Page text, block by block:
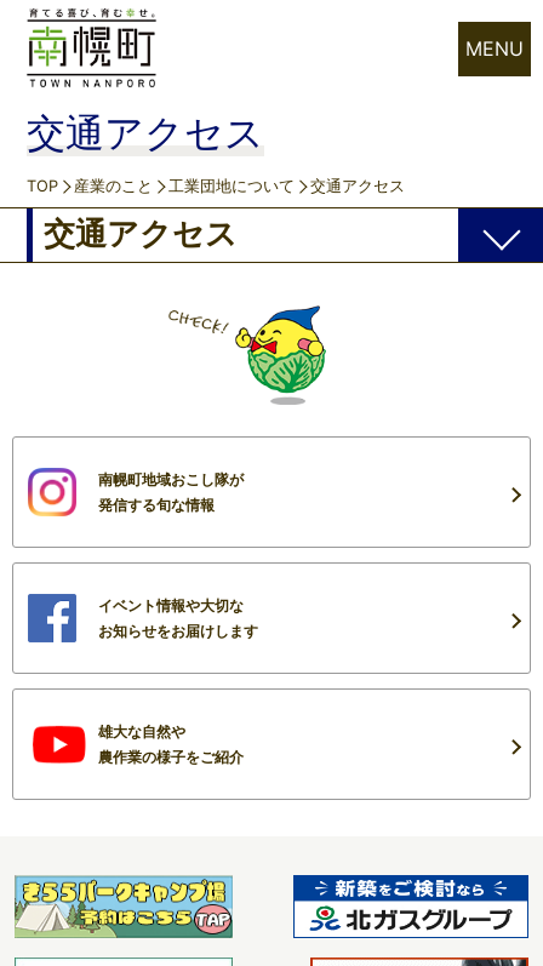
MENU
交通アクセス
TOP 産業のこと 工業団地について 交通アクセス
交通アクセス
南幌町地域おこし隊が
発信する旬な情報
イベント情報や大切な
お知らせをお届けします
雄大な自然や
農作業の様子をご紹介